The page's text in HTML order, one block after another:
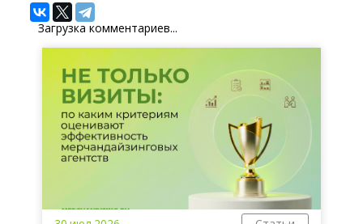
Загрузка комментариев...